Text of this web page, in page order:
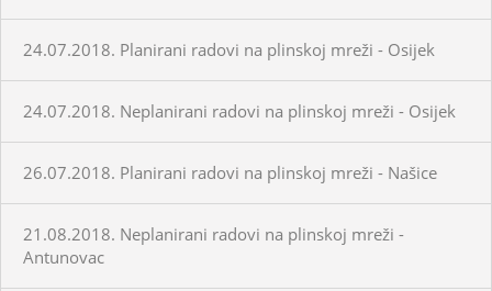
24.07.2018. Planirani radovi na plinskoj mreži - Osijek
24.07.2018. Neplanirani radovi na plinskoj mreži - Osijek
26.07.2018. Planirani radovi na plinskoj mreži - Našice
21.08.2018. Neplanirani radovi na plinskoj mreži -
Antunovac